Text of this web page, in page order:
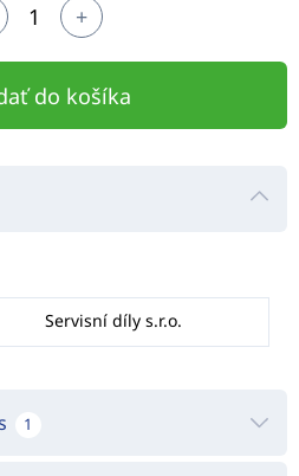
+
do košíka
Servisní díly s.r.o.
1